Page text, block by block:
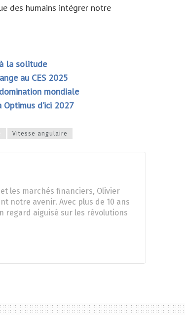
des humains intégrer notre
la solitude
au CES 2025
mondiale
d’ici 2027
Vitesse angulaire
les marchés financiers, Olivier
notre avenir. Avec plus de 10 ans
regard aiguisé sur les révolutions